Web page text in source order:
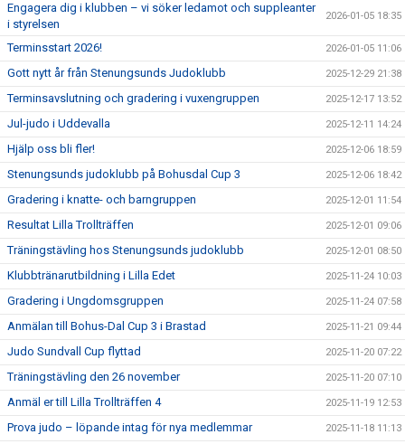
Engagera dig i klubben – vi söker ledamot och suppleanter
i styrelsen
2026-01-05 18:35
Terminsstart 2026! 2026-01-05 11:06
Gott nytt år från Stenungsunds Judoklubb 2025-12-29 21:38
Terminsavslutning och gradering i vuxengruppen 2025-12-17 13:52
Jul-judo i Uddevalla 2025-12-11 14:24
Hjälp oss bli fler! 2025-12-06 18:59
Stenungsunds judoklubb på Bohusdal Cup 3 2025-12-06 18:42
Gradering i knatte- och barngruppen 2025-12-01 11:54
Resultat Lilla Trollträffen 2025-12-01 09:06
Träningstävling hos Stenungsunds judoklubb 2025-12-01 08:50
Klubbtränarutbildning i Lilla Edet 2025-11-24 10:03
Gradering i Ungdomsgruppen 2025-11-24 07:58
Anmälan till Bohus-Dal Cup 3 i Brastad 2025-11-21 09:44
Judo Sundvall Cup flyttad 2025-11-20 07:22
Träningstävling den 26 november 2025-11-20 07:10
Anmäl er till Lilla Trollträffen 4 2025-11-19 12:53
Prova judo – löpande intag för nya medlemmar 2025-11-18 11:13